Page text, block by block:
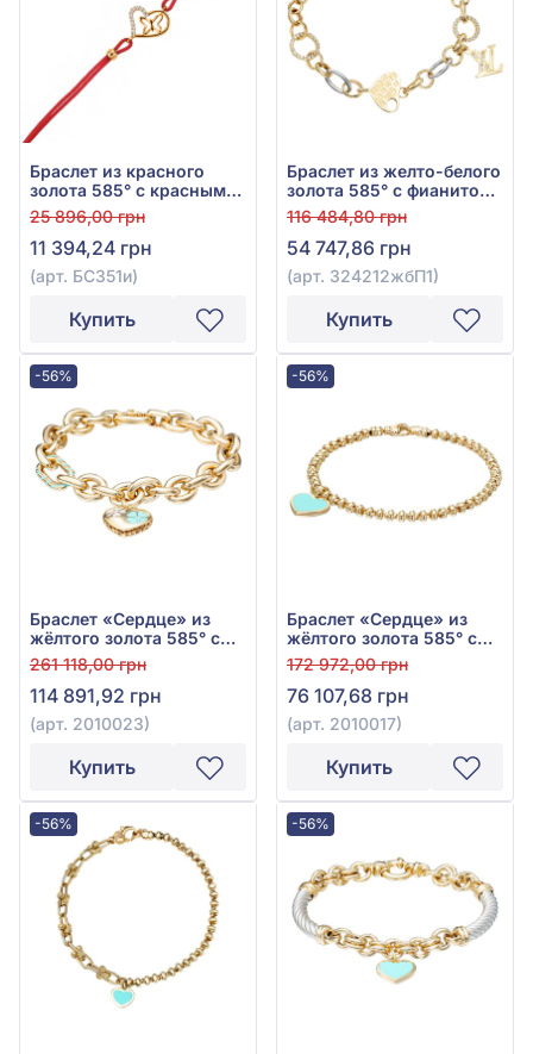
Браслет из красного
золота 585° с красным
фианитом и текстилем,
арт. БС351и
25 896,00 грн
11 394,24 грн
(арт. БС351и)
Купить
Браслет из желто-белого
золота 585° с фианитом
(куб. цирконий), арт.
324212жбП1
116 484,80 грн
54 747,86 грн
(арт. 324212жбП1)
Купить
-56%
Браслет «Сердце» из
жёлтого золота 585° с
фианитом, бирюзовой и
белой эмалью, арт.
2010023
261 118,00 грн
114 891,92 грн
(арт. 2010023)
Купить
-56%
Браслет «Сердце» из
жёлтого золота 585° с
бирюзовой эмалью, арт.
2010017
172 972,00 грн
76 107,68 грн
(арт. 2010017)
Купить
-56% -56%